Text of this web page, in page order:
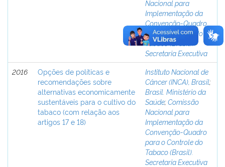
Nacional para
Implementação da
Convenção-Quadro
para o Controle do
Tabaco (Brasil).
Secretaria Executiva
2016
Opções de políticas e
recomendações sobre
alternativas economicamente
sustentáveis para o cultivo do
tabaco (com relação aos
artigos 17 e 18)
Instituto Nacional de
Câncer (INCA), Brasil;
Brasil. Ministério da
Saúde;Comissão
Nacional para
Implementação da
Convenção-Quadro
para o Controle do
Tabaco (Brasil).
Secretaria Executiva